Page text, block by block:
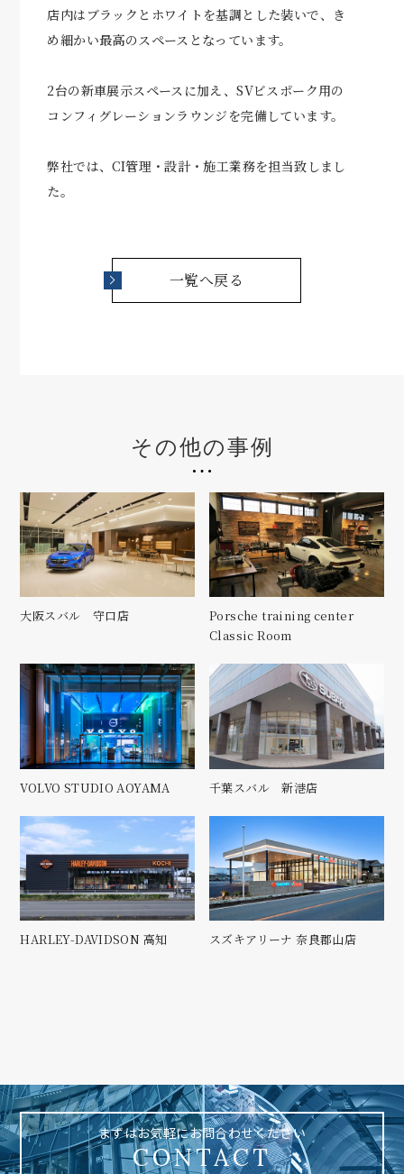
店内はブラックとホワイトを基調とした装いで、き
め細かい最高のスペースとなっています。
2台の新車展示スペースに加え、SVビスポーク用の
コンフィグレーションラウンジを完備しています。
弊社では、CI管理・設計・施工業務を担当致しまし
た。
一覧へ戻る
その他の事例
大阪スバル 守口店
Porsche training center
Classic Room
VOLVO STUDIO AOYAMA 千葉スバル 新港店
HARLEY-DAVIDSON 高知 スズキアリーナ 奈良郡山店
まずはお気軽にお問合わせください
CONTACT